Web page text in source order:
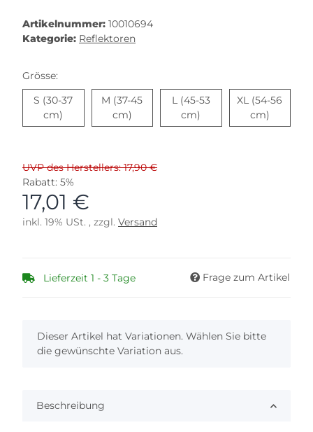
Artikelnummer: 10010694
Kategorie: Reflektoren
Grösse:
S (30-37
cm) S (30-37 cm)
M (37-45
cm) M (37-45 cm)
L (45-53
cm) L (45-53 cm)
XL (54-56
cm)
UVP des Herstellers: 17,90 €
Rabatt: 5%
17,01 €
inkl. 19% USt. , zzgl. Versand
Lieferzeit 1 - 3 Tage Frage zum Artikel
x
Dieser Artikel hat Variationen. Wählen Sie bitte
die gewünschte Variation aus.
Beschreibung